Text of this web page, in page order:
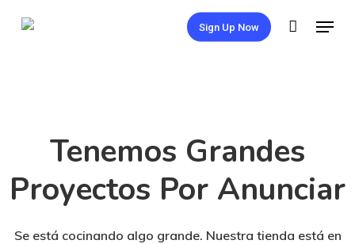
Sign Up Now Menu
Tenemos Grandes
Proyectos Por Anunciar
Se está cocinando algo grande. Nuestra tienda está en